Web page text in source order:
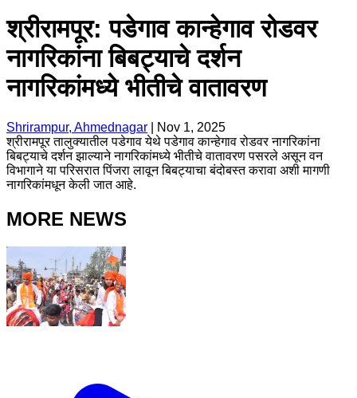
श्रीरामपूर: पडेगाव कान्हेगाव रोडवर
नागरिकांना बिबट्याचे दर्शन
नागरिकांमध्ये भीतीचे वातावरण
Shrirampur, Ahmednagar
Nov 1, 2025
श्रीरामपूर तालुक्यातील पडेगाव येथे पडेगाव कान्हेगाव रोडवर नागरिकांना
बिबट्याचे दर्शन झाल्याने नागरिकांमध्ये भीतीचे वातावरण पसरले असून वन
विभागाने या परिसरात पिंजरा लावून बिबट्याचा बंदोबस्त करावा अशी मागणी
नागरिकांमधून केली जात आहे.
MORE NEWS